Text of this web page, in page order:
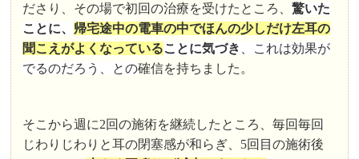
ださり、その場で初回の治療を受けたところ、驚いた
ことに、 帰宅途中の電車の中でほんの少しだけ左耳の
聞こえがよくなっていることに気づき
、これは効果が
でるのだろう、との確信を持ちました。
そこから週に2回の施術を継続したところ、毎回毎回
じわりじわりと耳の閉塞感が和らぎ、5回目の施術後